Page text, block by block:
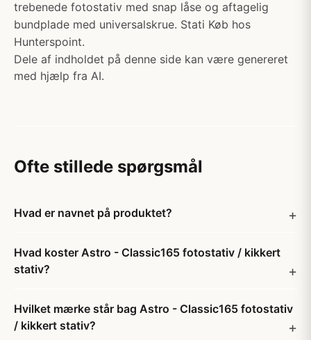
trebenede fotostativ med snap låse og aftagelig
bundplade med universalskrue. Stati Køb hos
Hunterspoint.
Dele af indholdet på denne side kan være genereret
med hjælp fra AI.
Ofte stillede spørgsmål
Hvad er navnet på produktet?
Hvad koster Astro - Classic165 fotostativ / kikkert
stativ?
Hvilket mærke står bag Astro - Classic165 fotostativ
/ kikkert stativ?